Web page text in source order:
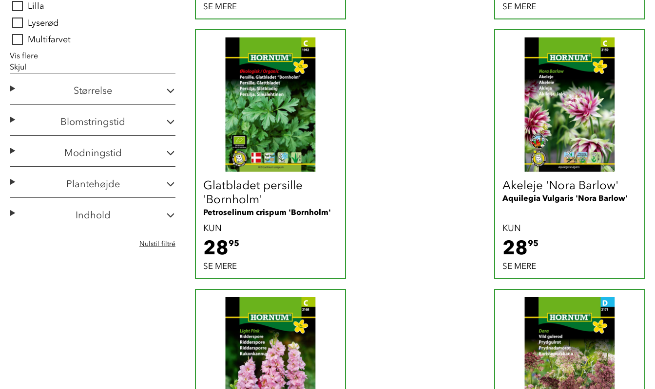
Lilla
Lyserød
Multifarvet
Vis flere
Skjul
Størrelse
Blomstringstid
Modningstid
Plantehøjde
Indhold
Nulstil filtré
SE MERE SE MERE
Glatbladet persille
'Bornholm'
Petroselinum crispum 'Bornholm'
KUN
2895
SE MERE
Akeleje 'Nora Barlow'
Aquilegia Vulgaris 'Nora Barlow'
KUN
2895
SE MERE